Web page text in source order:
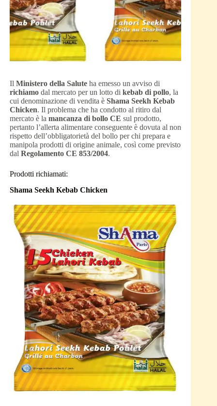
Il Ministero della Salute ha emesso un avviso di
richiamo dal mercato per un lotto di kebab di pollo, la
cui denominazione di vendita è Shama Seekh Kebab
Chicken. Il problema che ha condotto al ritiro dal
mercato è la mancanza di bollo CE sul prodotto,
pertanto l’allerta alimentare conseguente è dovuta al non
rispetto dell’obbligatorietà del bollo per chi prepara e
manipola prodotti di origine animale, così come previsto
dal Regolamento CE 853/2004.
Prodotti richiamati:
Shama Seekh Kebab Chicken